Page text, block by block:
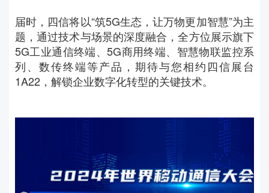
届时，四信将以“筑5G生态，让万物更加智慧”为主
题，通过技术与场景的深度融合，全方位展示旗下
5G工业通信终端、5G商用终端、智慧物联监控系
列、数传终端等产品，期待与您相约四信展台
1A22，解锁企业数字化转型的关键技术。